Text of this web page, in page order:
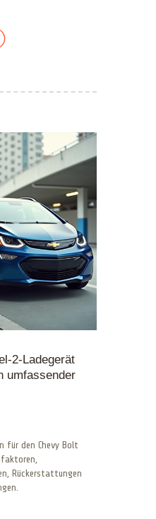
2-Ladegerät
umfassender
für den Chevy Bolt
Rückerstattungen